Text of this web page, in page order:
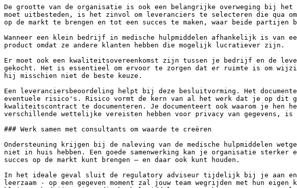
De grootte van de organisatie is ook een belangrijke overweging bij
moet uitbesteden, is het zinvol om leveranciers te selecteren die qua
op de markt te brengen en tot een succes te maken, waar beide partijen
Wanneer een klein bedrijf in medische hulpmiddelen afhankelijk is van
product omdat ze andere klanten hebben die mogelijk lucratiever zijn.
Er moet ook een kwaliteitsovereenkomst zijn tussen je bedrijf en de
gekocht. Het is essentieel om ervoor te zorgen dat er ruimte is om
hij misschien niet de beste keuze.
Een leveranciersbeoordeling helpt bij deze besluitvorming. Het
eventuele risico's. Risico vormt de kern van al het werk dat je op dit
kwaliteitscontract te documenteren. Je documenteert ook waarom je
verschillende wettelijke vereisten hebben voor privacy van gegevens, is
### Werk samen met consultants om waarde te creëren
Ondersteuning krijgen bij de naleving van de medische hulpmiddelen
niet in huis hebben. Een goede samenwerking kan je organisatie sterker
succes op de markt kunt brengen – en daar ook kunt houden.
In het ideale geval sluit de regulatory adviseur tijdelijk bij je aan
leerzaam - op een gegeven moment zal jouw team wegrijden met hun